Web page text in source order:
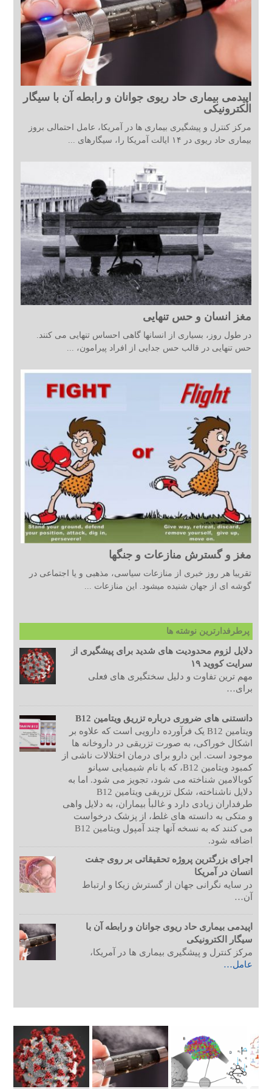
اپیدمی بیماری حاد ریوی جوانان و رابطه آن با سیگار
الکترونیکی
مرکز کنترل و پیشگیری بیماری ها در آمریکا، عامل احتمالی بروز
بیماری حاد ریوی در ۱۴ ایالت آمریکا را، سیگارهای ...
مغز انسان و حس تنهایی
در طول روز، بسیاری از انسانها گاهی احساس تنهایی می کنند.
حس تنهایی در قالب حس جدایی از افراد پیرامون، ...
مغز و گسترش منازعات و جنگها
تقریبا هر روز خبری از منازعات سیاسی، مذهبی و یا اجتماعی در
گوشه ای از جهان شنیده میشود. این منازعات ...
پرطرفدارترین نوشته ها
دلایل لزوم محدودیت های شدید برای پیشگیری از
سرایت کووید ۱۹
مهم ترین تفاوت و دلیل سختگیری های فعلی
برای…
دانستنی های ضروری درباره تزریق ویتامین B12
ویتامین B12 یک فرآورده دارویی است که علاوه بر
اشکال خوراکی، به صورت تزریقی در داروخانه ها
موجود است. این دارو برای درمان اختلالات ناشی از
کمبود ویتامین B12، که با نام شیمیایی سیانو
کوبالامین شناخته می شود، تجویز می شود. اما به
دلایل ناشناخته، شکل تزریقی ویتامین B12
طرفداران زیادی دارد و غالبأ بیماران، به دلایل واهی
و متکی به دانسته های غلط، از پزشک درخواست
می کنند که به نسخه آنها چند آمپول ویتامین B12
اضافه شود.
اجرای بزرگترین پروژه تحقیقاتی بر روی جفت
انسان در آمریکا
در سایه نگرانی جهان از گسترش زیکا و ارتباط
آن…
اپیدمی بیماری حاد ریوی جوانان و رابطه آن با
سیگار الکترونیکی
مرکز کنترل و پیشگیری بیماری ها در آمریکا،
عامل…